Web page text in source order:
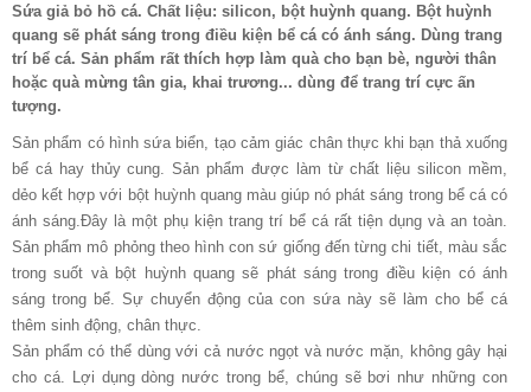
Sứa giả bỏ hồ cá. Chất liệu: silicon, bột huỳnh quang. Bột huỳnh
quang sẽ phát sáng trong điều kiện bể cá có ánh sáng. Dùng trang
trí bể cá. Sản phẩm rất thích hợp làm quà cho bạn bè, người thân
hoặc quà mừng tân gia, khai trương... dùng để trang trí cực ấn
tượng.
Sản phẩm có hình sứa biển, tạo cảm giác chân thực khi bạn thả xuống
bể cá hay thủy cung. Sản phẩm được làm từ chất liệu silicon mềm,
dẻo kết hợp với bột huỳnh quang màu giúp nó phát sáng trong bể cá có
ánh sáng.Đây là một phụ kiện trang trí bể cá rất tiện dụng và an toàn.
Sản phẩm mô phỏng theo hình con sứ giống đến từng chi tiết, màu sắc
trong suốt và bột huỳnh quang sẽ phát sáng trong điều kiện có ánh
sáng trong bể. Sự chuyển động của con sứa này sẽ làm cho bể cá
thêm sinh động, chân thực.
Sản phẩm có thể dùng với cả nước ngọt và nước mặn, không gây hại
cho cá. Lợi dụng dòng nước trong bể, chúng sẽ bơi như những con